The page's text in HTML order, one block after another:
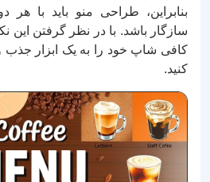
بنابراین، طراحی منو باید با
سازگار باشد. با در نظر گرفتن این
کافی شاپ خود را به یک ابزار جذب
کنید.